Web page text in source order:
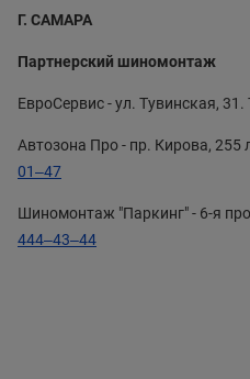
Г. САМАРА
Партнерский шиномонтаж
ЕвроСервис - ул. Тувинская, 31.
Автозона Про - пр. Кирова, 255
01‒47
Шиномонтаж "Паркинг" - 6-я
444‒43‒44